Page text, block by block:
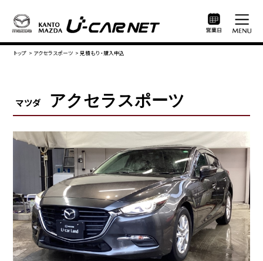
トップ > アクセラスポーツ > 見積もり・購入申込
マツダ アクセラスポーツ